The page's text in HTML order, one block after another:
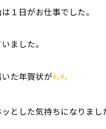
１日がお仕事でした。
ました。
た年賀状が
とした気持ちになりまし